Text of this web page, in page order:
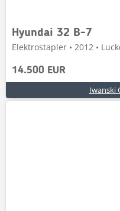
Hyundai 32 B-7
Elektrostapler • 2012 •
14.500 EUR
Iwanski